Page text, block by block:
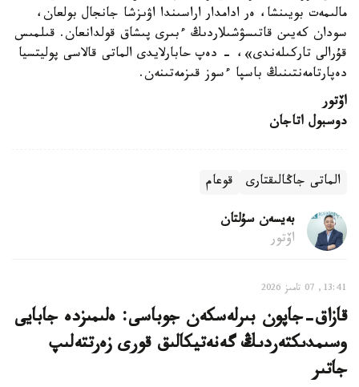
مالىمەت بويىنشا، ەر ادامدار اراسىندا اۋىزشا جانجال بولعان،
سودان كەيىن قاتىسۋشىلاردىڭ ءبىرى پىشاق قولدانعان. قىلمىس
قۇرالى تاركىلەندى»، - دەپ حابارلايدى الماتى قالاسى پوليتسيا
دەپارتامەنتىنىڭ باسپا ءسوز قىزمەتىنەن.
اۆتور
دوسبول اتاجان
الماتى جاڭالىقتارى قوعام
بەيسەن سۇلتان
اۆتور
13:41, 07 تامىز 2026
قازاق-جاپون بىرلەسكەن جوباسى: ەلىمىزدە جابايى
وسىمدىكتەردىڭ گەنەتيكالىق قورى زەرتتەلىپ
جاتىر